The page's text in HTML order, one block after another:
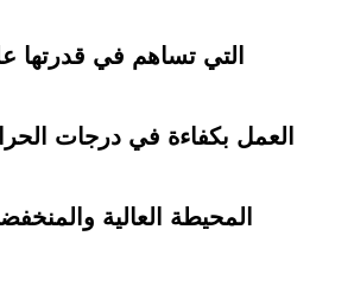
التي تساهم في قدرتها
العمل بكفاءة في درجات
المحيطة العالية